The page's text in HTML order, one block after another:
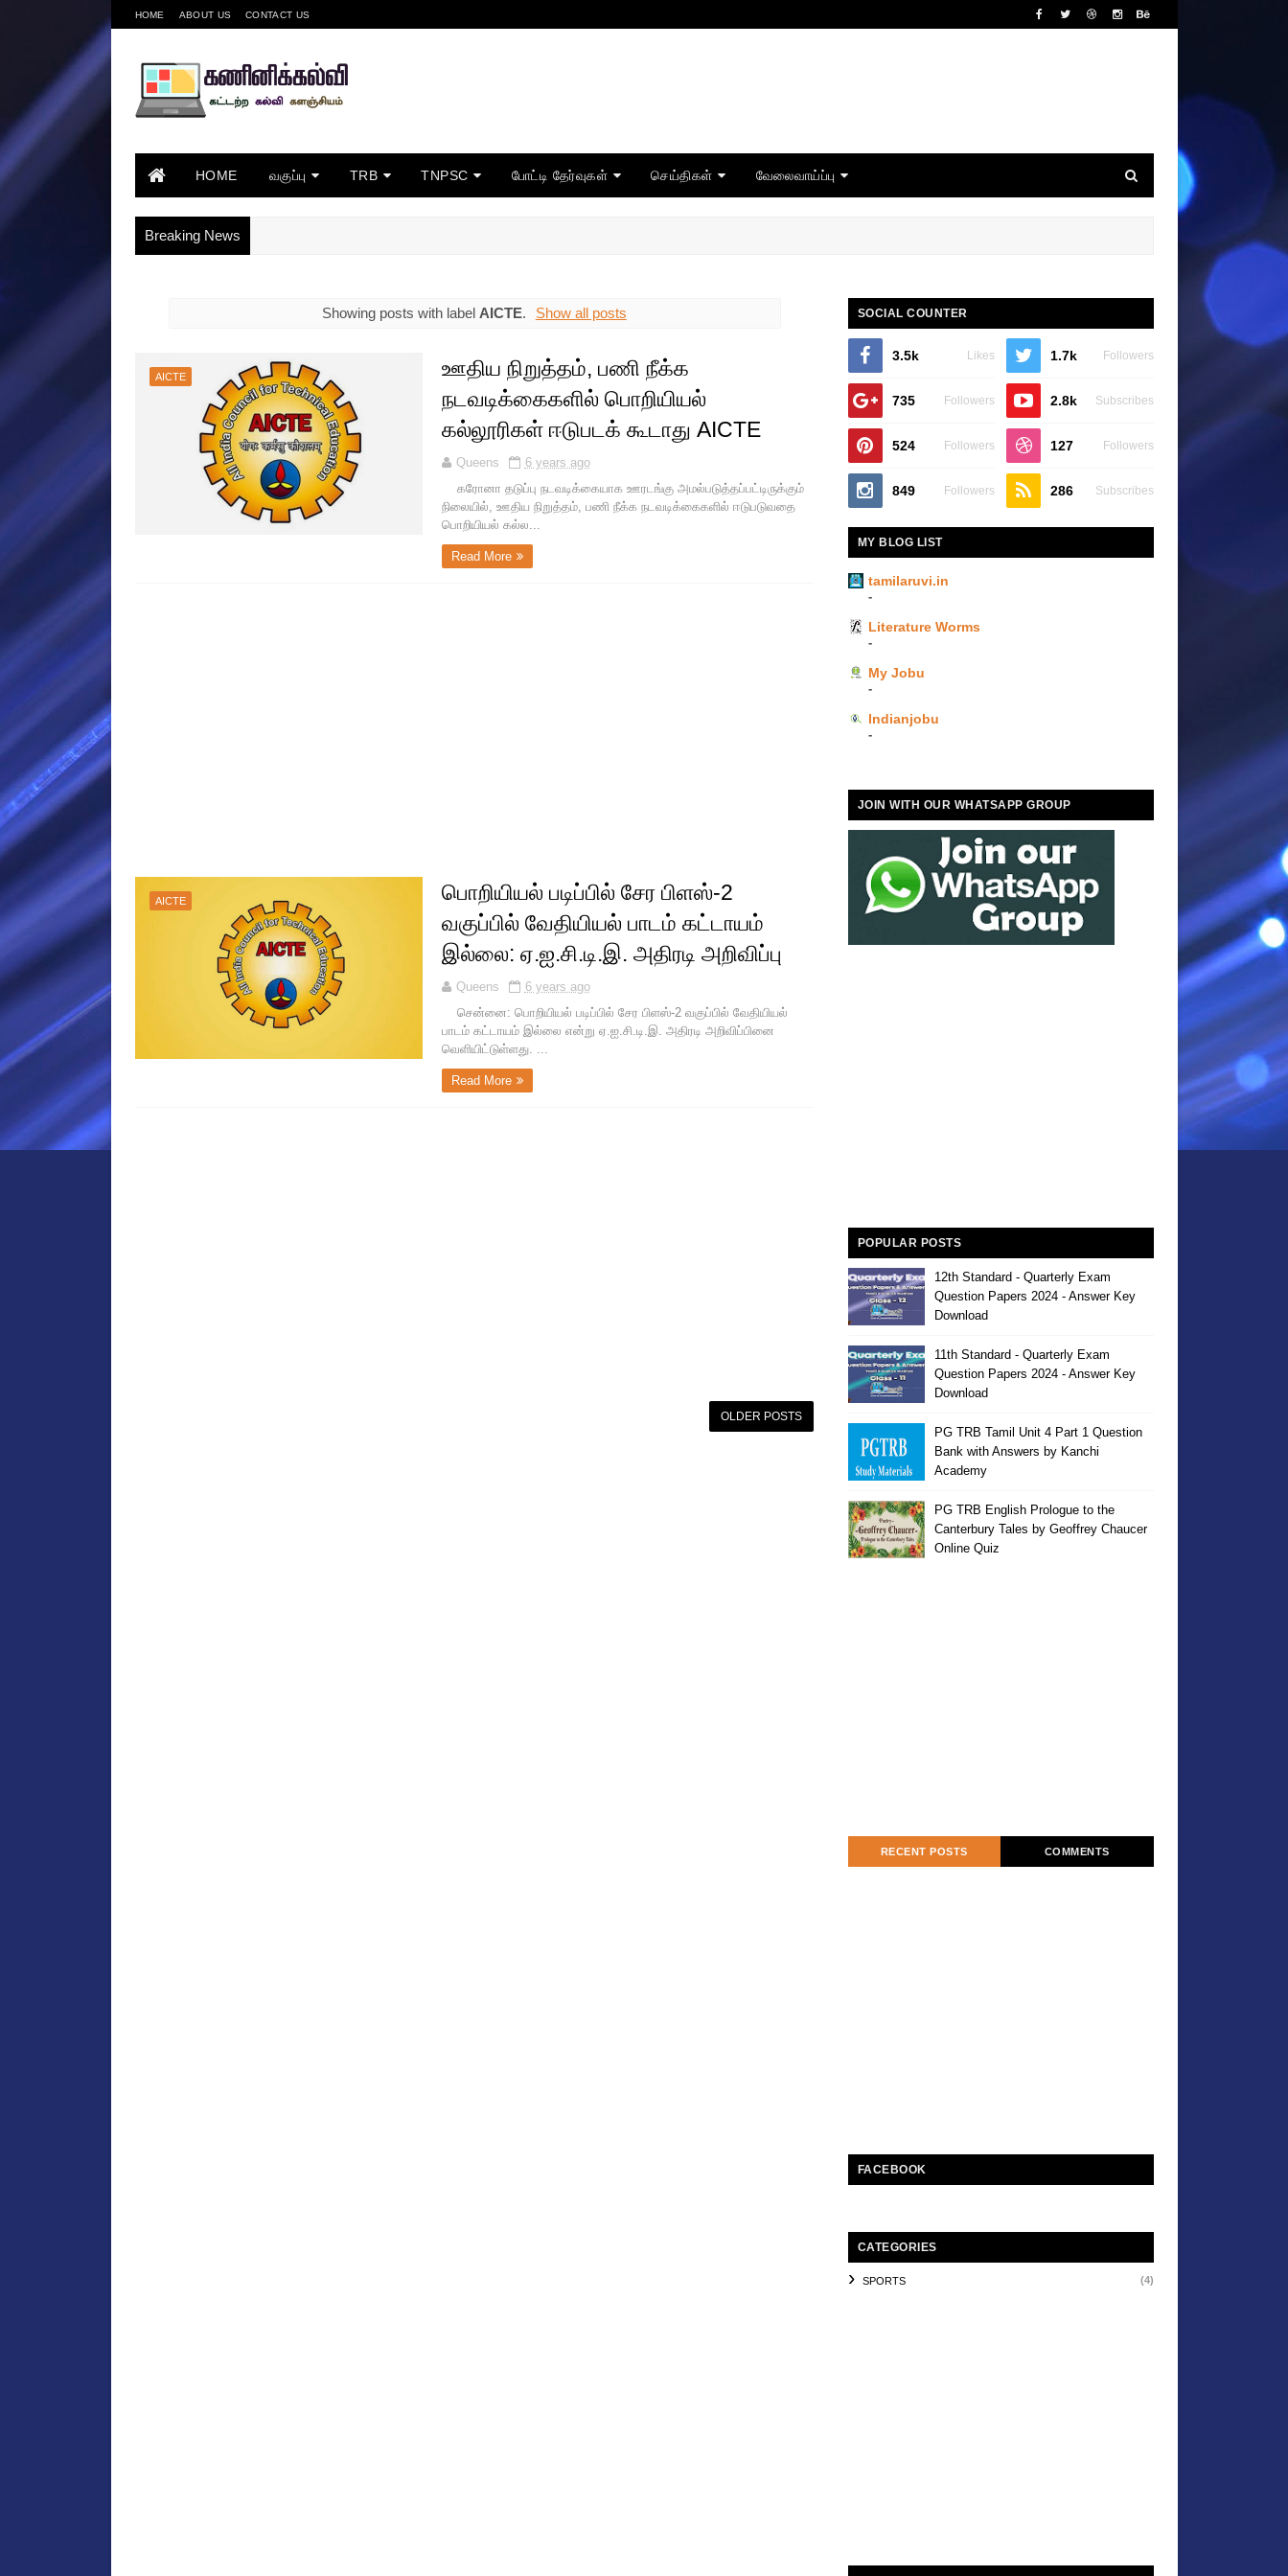
HOME ABOUT US CONTACT US
HOME வகுப்பு TRB TNPSC போட்டி தேர்வுகள் செய்திகள் வேலைவாய்ப்பு
Breaking News
Showing posts with label AICTE. Show all posts
AICTE
ஊதிய நிறுத்தம், பணி நீக்க
நடவடிக்கைகளில் பொறியியல்
கல்லூரிகள் ஈடுபடக் கூடாது AICTE
Queens
6 years ago
கரோனா தடுப்பு நடவடிக்கையாக ஊரடங்கு அமல்படுத்தப்பட்டிருக்கும்
நிலையில், ஊதிய நிறுத்தம், பணி நீக்க நடவடிக்கைகளில் ஈடுபடுவதை
பொறியியல் கல்ல...
Read More
AICTE
பொறியியல் படிப்பில் சேர பிளஸ்-2
வகுப்பில் வேதியியல் பாடம் கட்டாயம்
இல்லை: ஏ.ஐ.சி.டி.இ. அதிரடி அறிவிப்பு
Queens
6 years ago
சென்னை: பொறியியல் படிப்பில் சேர பிளஸ்-2 வகுப்பில் வேதியியல்
பாடம் கட்டாயம் இல்லை என்று ஏ.ஐ.சி.டி.இ. அதிரடி அறிவிப்பினை
வெளியிட்டுள்ளது. ...
Read More
OLDER POSTS
SOCIAL COUNTER
3.5k Likes 1.7k Followers
735 Followers 2.8k Subscribes
524 Followers 127 Followers
849 Followers 286 Subscribes
MY BLOG LIST
tamilaruvi.in
-
Literature Worms
-
My Jobu
-
Indianjobu
-
JOIN WITH OUR WHATSAPP GROUP
POPULAR POSTS
12th Standard - Quarterly Exam
Question Papers 2024 - Answer Key
Download
11th Standard - Quarterly Exam
Question Papers 2024 - Answer Key
Download
PG TRB Tamil Unit 4 Part 1 Question
Bank with Answers by Kanchi
Academy
PG TRB English Prologue to the
Canterbury Tales by Geoffrey Chaucer
Online Quiz
RECENT POSTS COMMENTS
FACEBOOK
CATEGORIES
SPORTS (4)